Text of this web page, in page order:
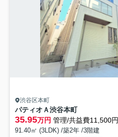
渋谷区本町
パティオＡ渋谷本町
35.95万円 管理/共益費11,500円
91.40㎡ (3LDK) /築2年 /3階建